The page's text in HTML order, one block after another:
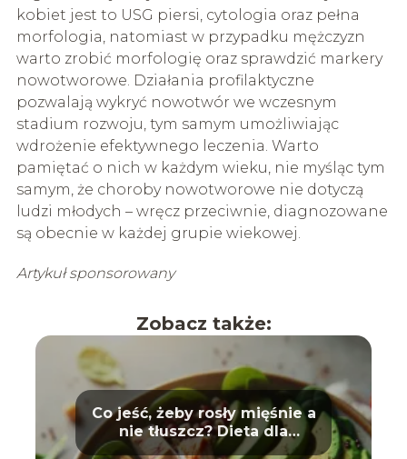
kobiet jest to USG piersi, cytologia oraz pełna
morfologia, natomiast w przypadku mężczyzn
warto zrobić morfologię oraz sprawdzić markery
nowotworowe. Działania profilaktyczne
pozwalają wykryć nowotwór we wczesnym
stadium rozwoju, tym samym umożliwiając
wdrożenie efektywnego leczenia. Warto
pamiętać o nich w każdym wieku, nie myśląc tym
samym, że choroby nowotworowe nie dotyczą
ludzi młodych – wręcz przeciwnie, diagnozowane
są obecnie w każdej grupie wiekowej.
Artykuł sponsorowany
Zobacz także:
Co jeść, żeby rosły mięśnie a
nie tłuszcz? Dieta dla
sportowców